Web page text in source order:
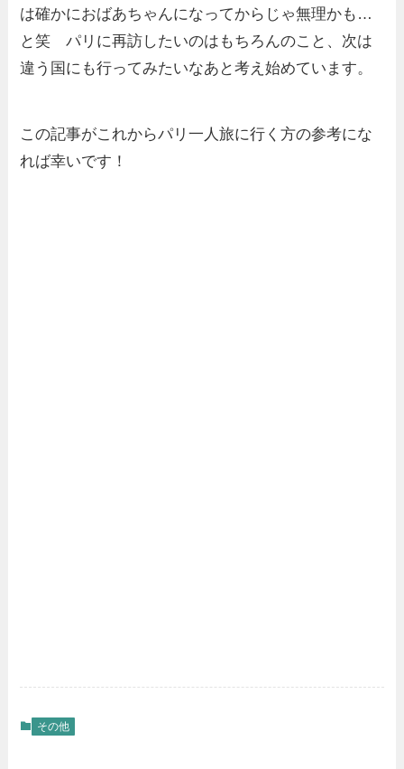
は確かにおばあちゃんになってからじゃ無理かも…
と笑 パリに再訪したいのはもちろんのこと、次は
違う国にも行ってみたいなあと考え始めています。
この記事がこれからパリ一人旅に行く方の参考にな
れば幸いです！
その他